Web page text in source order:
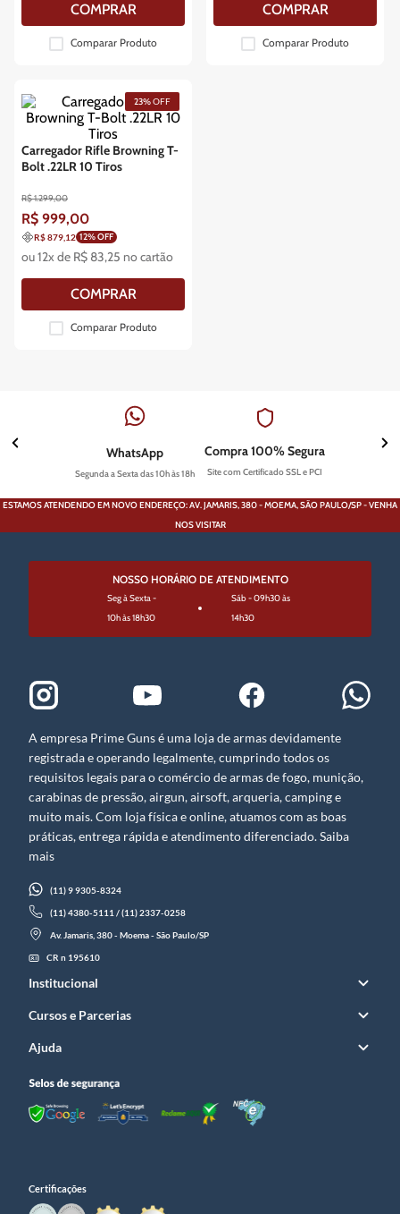
COMPRAR
Comparar Produto
COMPRAR
Comparar Produto
Carregador Rifle Browning T-
Bolt .22LR 10 Tiros
R$1.299,00
R$ 999,00
23%OFF
R$ 879,12 12% OFF
ou12x de R$ 83,25 no cartão
COMPRAR
Comparar Produto
WhatsApp
Segunda a Sexta das 10h às 18h
Compra 100% Segura
Site com Certificado SSL e PCI
ESTAMOS ATENDENDO EM NOVO ENDEREÇO: AV. JAMARIS, 380 - MOEMA, SÃO PAULO/SP - VENHA
NOS VISITAR
NOSSO HORÁRIO DE ATENDIMENTO
Seg à Sexta -
10h às 18h30
Sáb - 09h30 às
14h30
A empresa Prime Guns é uma loja de armas devidamente
registrada e operando legalmente, cumprindo todos os
requisitos legais para o comércio de armas de fogo, munição,
carabinas de pressão, airgun, airsoft, arqueria, camping e
muito mais. Com loja física e online, atuamos com as boas
práticas, entrega rápida e atendimento diferenciado. Saiba
mais
(11) 9 9305-8324
(11) 4380-5111 / (11) 2337-0258
Av. Jamaris, 380 - Moema - São Paulo/SP
CR n 195610
Institucional
Cursos e Parcerias
Ajuda
Certificações